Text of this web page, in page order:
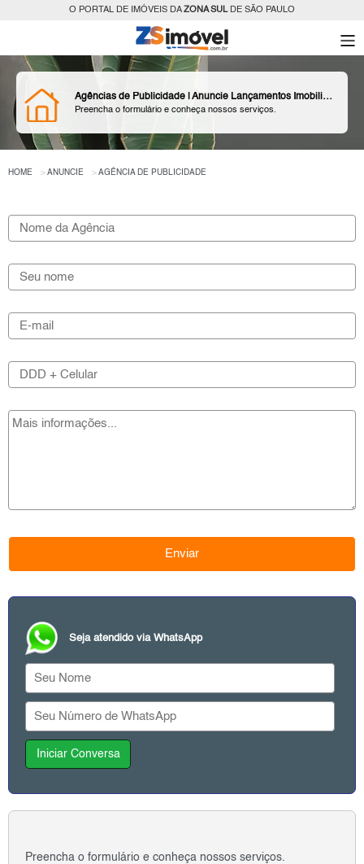
O PORTAL DE IMÓVEIS DAZONA SULDE SÃO PAULO
Agências de Publicidade | Anuncie Lançamentos Imobiliários
Preencha o formulário e conheça nossos serviços.
HOME ANUNCIE AGÊNCIA DE PUBLICIDADE
Seja atendido via WhatsApp
Iniciar Conversa
Preencha o formulário e conheça nossos serviços.